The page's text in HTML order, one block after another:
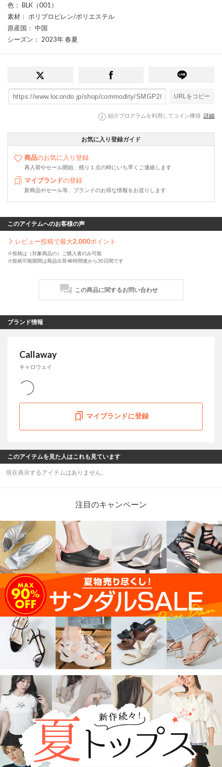
色 ： BLK（001）
素材 ： ポリプロピレン/ポリエステル
原産国 ： 中国
シーズン ： 2023年 春夏
URLをコピー
紹介プログラムを利用してコイン獲得 詳細
お気に入り登録ガイド
商品のお気に入り登録
再入荷やセール開始、残り１点の時にいち早くご連絡します
マイブランドの登録
新商品やセール等、ブランドのお得な情報をお送りします
このアイテムへのお客様の声
レビュー投稿で最大2,000ポイント
※投稿は（対象商品の）ご購入者のみ可能
※投稿可能期間は商品出荷48時間後から30日間です
この商品に関するお問い合わせ
ブランド情報
Callaway
キャロウェイ
マイブランドに登録
このアイテムを見た人はこれも見ています
現在表示するアイテムはありません。
注目のキャンペーン